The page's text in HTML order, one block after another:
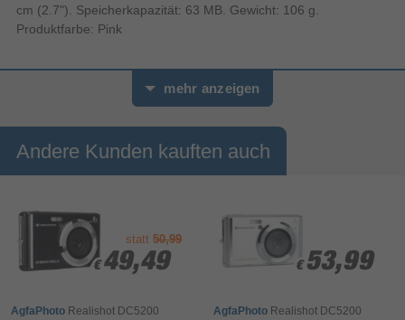
cm (2.7"). Speicherkapazität: 63 MB. Gewicht: 106 g.
Produktfarbe: Pink
mehr anzeigen
Andere Kunden kauften auch
statt50,99
€ 49,49
€ 49,49
AgfaPhoto Realishot DC5200
€ 53,99
€ 53,99
AgfaPhoto Realishot DC5200